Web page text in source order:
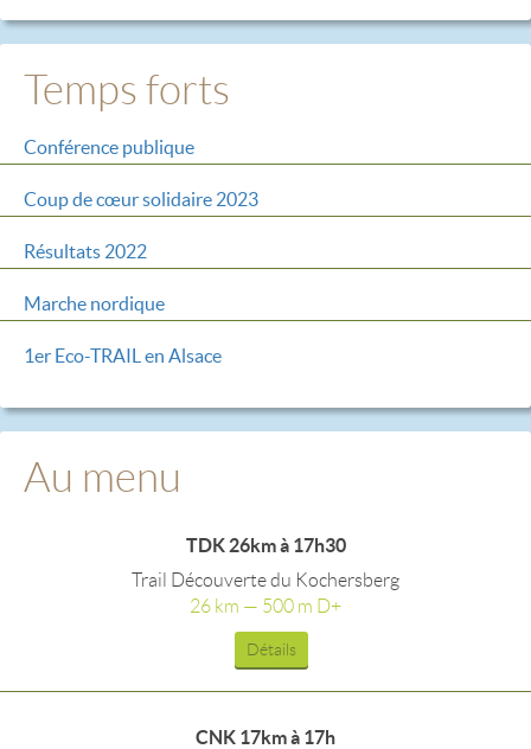
Temps forts
Conférence publique
Coup de cœur solidaire 2023
Résultats 2022
Marche nordique
1er Eco-TRAIL en Alsace
Au menu
TDK 26km à 17h30
Trail Découverte du Kochersberg
26 km — 500 m D+
Détails
CNK 17km à 17h